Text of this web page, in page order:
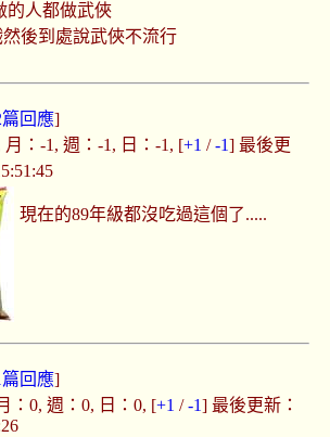
的人都做武俠
後到處說武俠不流行
回應]
：-1, 週：-1, 日：-1, [+1 /-1] 最後更
現在的89年級都沒吃過這個了.....
回應]
：0, 週：0, 日：0, [+1 /-1] 最後更新：